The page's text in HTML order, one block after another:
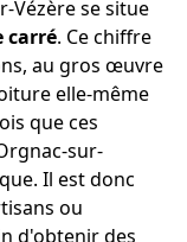
Vézère se situe
carré. Ce chiffre
au gros œuvre
elle-même
que ces
sur-
Il est donc
ou
d'obtenir des